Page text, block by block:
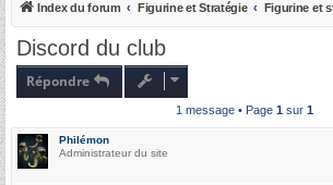
Index du forum Figurine et Stratégie
Discord du club
Répondre
1 message • Page 1 sur 1
Philémon
Administrateur du site